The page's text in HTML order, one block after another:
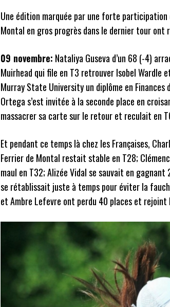
Une édition marquée par une forte
Montal en gros progrès dans le dernier tour ont
09 novembre: Nataliya Guseva d’un 68 (-4)
Muirhead qui file en T3 retrouver Isobel Wardle
Murray State University un diplôme en Finances
Ortega s’est invitée à la seconde place en
massacrer sa carte sur le retour et reculait en
Et pendant ce temps là chez les Françaises,
Ferrier de Montal restait stable en T28;
maul en T32; Alizée Vidal se sauvait en
se rétablissait juste à temps pour éviter la
et Ambre Lefevre ont perdu 40 places et rejoint